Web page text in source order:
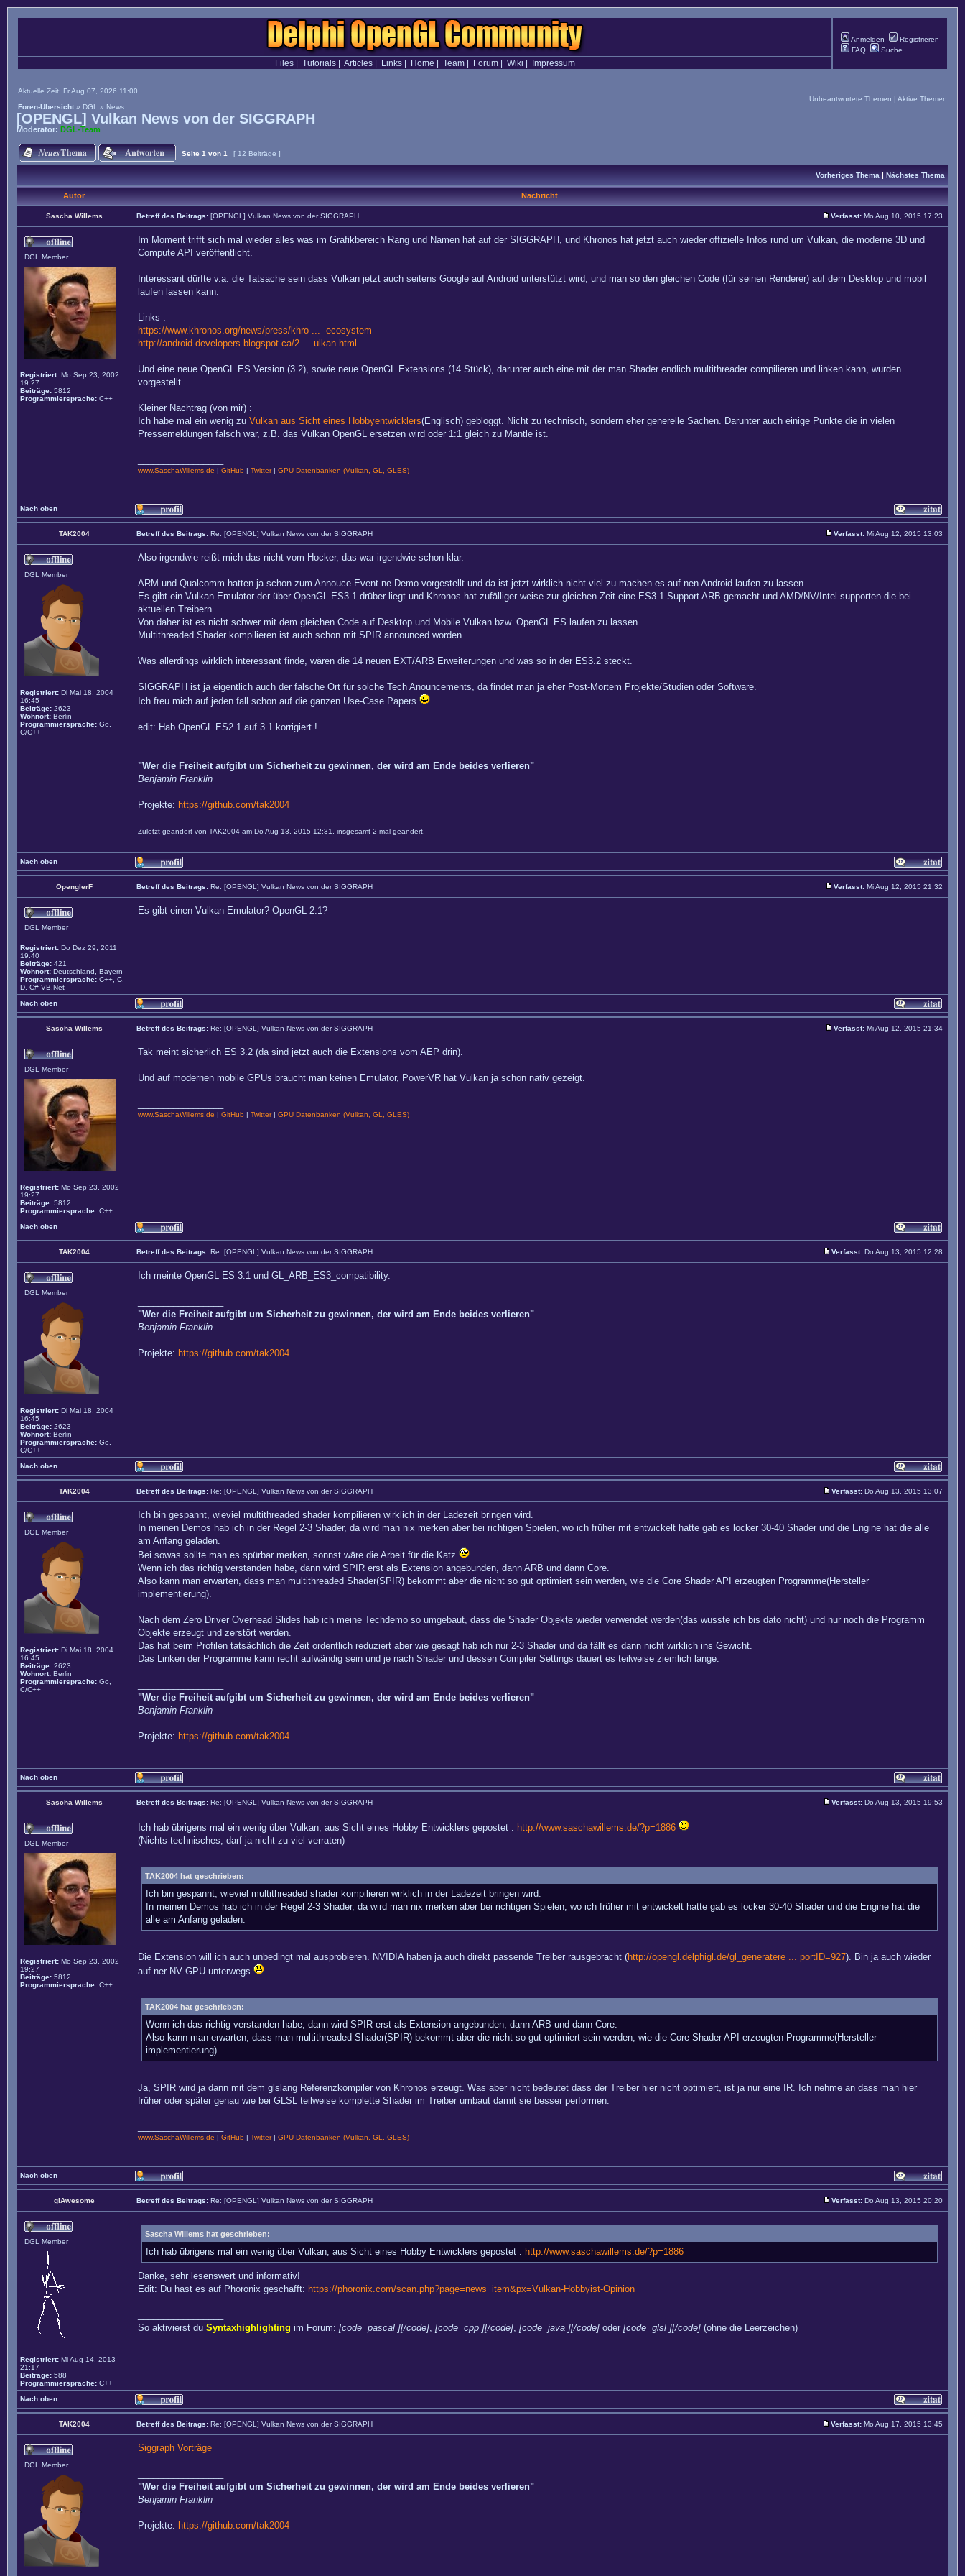
Anmelden
Registrieren
FAQ
Suche
Files| Tutorials| Articles| Links| Home Team| Forum| Wiki Impressum
Aktuelle Zeit: Fr Aug 07, 2026 11:00
Foren-Übersicht » DGL » News
Unbeantwortete Themen | Aktive Themen
[OPENGL] Vulkan News von der SIGGRAPH
Moderator: DGL-Team
Seite 1 von 1 [ 12 Beiträge ]
Vorheriges Thema | Nächstes Thema
Autor Nachricht
Sascha Willems Betreff des Beitrags: [OPENGL] Vulkan News von der SIGGRAPH Verfasst: Mo Aug 10, 2015 17:23
DGL Member
Registriert: Mo Sep 23, 2002
19:27
Beiträge: 5812
Programmiersprache: C++
Im Moment trifft sich mal wieder alles was im Grafikbereich Rang und Namen hat auf der SIGGRAPH, und Khronos hat jetzt auch wieder offizielle Infos rund um Vulkan, die moderne 3D und
Compute API veröffentlicht.
Interessant dürfte v.a. die Tatsache sein dass Vulkan jetzt auch seitens Google auf Android unterstützt wird, und man so den gleichen Code (für seinen Renderer) auf dem Desktop und mobil
laufen lassen kann.
Links :
https://www.khronos.org/news/press/khro ... -ecosystem
http://android-developers.blogspot.ca/2 ... ulkan.html
Und eine neue OpenGL ES Version (3.2), sowie neue OpenGL Extensions (14 Stück), darunter auch eine mit der man Shader endlich multithreader compilieren und linken kann, wurden
vorgestellt.
Kleiner Nachtrag (von mir) :
Ich habe mal ein wenig zu Vulkan aus Sicht eines Hobbyentwicklers(Englisch) gebloggt. Nicht zu technisch, sondern eher generelle Sachen. Darunter auch einige Punkte die in vielen
Pressemeldungen falsch war, z.B. das Vulkan OpenGL ersetzen wird oder 1:1 gleich zu Mantle ist.
www.SaschaWillems.de | GitHub | Twitter| GPU Datenbanken (Vulkan, GL, GLES)
Nach oben
TAK2004 Betreff des Beitrags: Re: [OPENGL] Vulkan News von der SIGGRAPH Verfasst: Mi Aug 12, 2015 13:03
DGL Member
Registriert: Di Mai 18, 2004
16:45
Beiträge: 2623
Wohnort: Berlin
Programmiersprache: Go,
C/C++
Also irgendwie reißt mich das nicht vom Hocker, das war irgendwie schon klar.
ARM und Qualcomm hatten ja schon zum Annouce-Event ne Demo vorgestellt und da ist jetzt wirklich nicht viel zu machen es auf nen Android laufen zu lassen.
Es gibt ein Vulkan Emulator der über OpenGL ES3.1 drüber liegt und Khronos hat zufälliger weise zur gleichen Zeit eine ES3.1 Support ARB gemacht und AMD/NV/Intel supporten die bei
aktuellen Treibern.
Von daher ist es nicht schwer mit dem gleichen Code auf Desktop und Mobile Vulkan bzw. OpenGL ES laufen zu lassen.
Multithreaded Shader kompilieren ist auch schon mit SPIR announced worden.
Was allerdings wirklich interessant finde, wären die 14 neuen EXT/ARB Erweiterungen und was so in der ES3.2 steckt.
SIGGRAPH ist ja eigentlich auch der falsche Ort für solche Tech Anouncements, da findet man ja eher Post-Mortem Projekte/Studien oder Software.
Ich freu mich auf jeden fall schon auf die ganzen Use-Case Papers
edit: Hab OpenGL ES2.1 auf 3.1 korrigiert !
"Wer die Freiheit aufgibt um Sicherheit zu gewinnen, der wird am Ende beides verlieren"
Benjamin Franklin
Projekte: https://github.com/tak2004
Zuletzt geändert von TAK2004 am Do Aug 13, 2015 12:31, insgesamt 2-mal geändert.
Nach oben
OpenglerF Betreff des Beitrags: Re: [OPENGL] Vulkan News von der SIGGRAPH Verfasst: Mi Aug 12, 2015 21:32
DGL Member
Registriert: Do Dez 29, 2011
19:40
Beiträge: 421
Wohnort: Deutschland, Bayern
Programmiersprache: C++, C,
D, C# VB.Net
Es gibt einen Vulkan-Emulator? OpenGL 2.1?
Nach oben
Sascha Willems Betreff des Beitrags: Re: [OPENGL] Vulkan News von der SIGGRAPH Verfasst: Mi Aug 12, 2015 21:34
DGL Member
Registriert: Mo Sep 23, 2002
19:27
Beiträge: 5812
Programmiersprache: C++
Tak meint sicherlich ES 3.2 (da sind jetzt auch die Extensions vom AEP drin).
Und auf modernen mobile GPUs braucht man keinen Emulator, PowerVR hat Vulkan ja schon nativ gezeigt.
www.SaschaWillems.de | GitHub | Twitter| GPU Datenbanken (Vulkan, GL, GLES)
Nach oben
TAK2004 Betreff des Beitrags: Re: [OPENGL] Vulkan News von der SIGGRAPH Verfasst: Do Aug 13, 2015 12:28
DGL Member
Registriert: Di Mai 18, 2004
16:45
Beiträge: 2623
Wohnort: Berlin
Programmiersprache: Go,
C/C++
Ich meinte OpenGL ES 3.1 und GL_ARB_ES3_compatibility.
"Wer die Freiheit aufgibt um Sicherheit zu gewinnen, der wird am Ende beides verlieren"
Benjamin Franklin
Projekte: https://github.com/tak2004
Nach oben
TAK2004 Betreff des Beitrags: Re: [OPENGL] Vulkan News von der SIGGRAPH Verfasst: Do Aug 13, 2015 13:07
DGL Member
Registriert: Di Mai 18, 2004
16:45
Beiträge: 2623
Wohnort: Berlin
Programmiersprache: Go,
C/C++
Ich bin gespannt, wieviel multithreaded shader kompilieren wirklich in der Ladezeit bringen wird.
In meinen Demos hab ich in der Regel 2-3 Shader, da wird man nix merken aber bei richtigen Spielen, wo ich früher mit entwickelt hatte gab es locker 30-40 Shader und die Engine hat die alle
am Anfang geladen.
Bei sowas sollte man es spürbar merken, sonnst wäre die Arbeit für die Katz
Wenn ich das richtig verstanden habe, dann wird SPIR erst als Extension angebunden, dann ARB und dann Core.
Also kann man erwarten, dass man multithreaded Shader(SPIR) bekommt aber die nicht so gut optimiert sein werden, wie die Core Shader API erzeugten Programme(Hersteller
implementierung).
Nach dem Zero Driver Overhead Slides hab ich meine Techdemo so umgebaut, dass die Shader Objekte wieder verwendet werden(das wusste ich bis dato nicht) und nur noch die Programm
Objekte erzeugt und zerstört werden.
Das hat beim Profilen tatsächlich die Zeit ordentlich reduziert aber wie gesagt hab ich nur 2-3 Shader und da fällt es dann nicht wirklich ins Gewicht.
Das Linken der Programme kann recht aufwändig sein und je nach Shader und dessen Compiler Settings dauert es teilweise ziemlich lange.
"Wer die Freiheit aufgibt um Sicherheit zu gewinnen, der wird am Ende beides verlieren"
Benjamin Franklin
Projekte: https://github.com/tak2004
Nach oben
Sascha Willems Betreff des Beitrags: Re: [OPENGL] Vulkan News von der SIGGRAPH Verfasst: Do Aug 13, 2015 19:53
DGL Member
Registriert: Mo Sep 23, 2002
19:27
Beiträge: 5812
Programmiersprache: C++
Ich hab übrigens mal ein wenig über Vulkan, aus Sicht eines Hobby Entwicklers gepostet : http://www.saschawillems.de/?p=1886
(Nichts technisches, darf ja nicht zu viel verraten)
TAK2004 hat geschrieben:
Ich bin gespannt, wieviel multithreaded shader kompilieren wirklich in der Ladezeit bringen wird.
In meinen Demos hab ich in der Regel 2-3 Shader, da wird man nix merken aber bei richtigen Spielen, wo ich früher mit entwickelt hatte gab es locker 30-40 Shader und die Engine hat die
alle am Anfang geladen.
Die Extension will ich auch unbedingt mal ausprobieren. NVIDIA haben ja auch direkt passende Treiber rausgebracht (http://opengl.delphigl.de/gl_generatere ... portID=927). Bin ja auch wieder
auf ner NV GPU unterwegs
TAK2004 hat geschrieben:
Wenn ich das richtig verstanden habe, dann wird SPIR erst als Extension angebunden, dann ARB und dann Core.
Also kann man erwarten, dass man multithreaded Shader(SPIR) bekommt aber die nicht so gut optimiert sein werden, wie die Core Shader API erzeugten Programme(Hersteller
implementierung).
Ja, SPIR wird ja dann mit dem glslang Referenzkompiler von Khronos erzeugt. Was aber nicht bedeutet dass der Treiber hier nicht optimiert, ist ja nur eine IR. Ich nehme an dass man hier
früher oder später genau wie bei GLSL teilweise komplette Shader im Treiber umbaut damit sie besser performen.
www.SaschaWillems.de | GitHub | Twitter| GPU Datenbanken (Vulkan, GL, GLES)
Nach oben
glAwesome Betreff des Beitrags: Re: [OPENGL] Vulkan News von der SIGGRAPH Verfasst: Do Aug 13, 2015 20:20
DGL Member
Registriert: Mi Aug 14, 2013
21:17
Beiträge: 588
Programmiersprache: C++
Sascha Willems hat geschrieben:
Ich hab übrigens mal ein wenig über Vulkan, aus Sicht eines Hobby Entwicklers gepostet : http://www.saschawillems.de/?p=1886
Danke, sehr lesenswert und informativ!
Edit: Du hast es auf Phoronix geschafft: https://phoronix.com/scan.php?page=news_item&px=Vulkan-Hobbyist-Opinion
So aktivierst du Syntaxhighlighting im Forum: [code=pascal ][/code], [code=cpp ][/code], [code=java ][/code] oder [code=glsl ][/code] (ohne die Leerzeichen)
Nach oben
TAK2004 Betreff des Beitrags: Re: [OPENGL] Vulkan News von der SIGGRAPH Verfasst: Mo Aug 17, 2015 13:45
DGL Member
Siggraph Vorträge
"Wer die Freiheit aufgibt um Sicherheit zu gewinnen, der wird am Ende beides verlieren"
Benjamin Franklin
Projekte: https://github.com/tak2004